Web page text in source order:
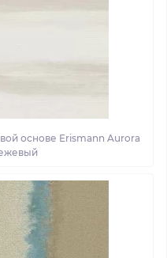
основе Erismann Aurora